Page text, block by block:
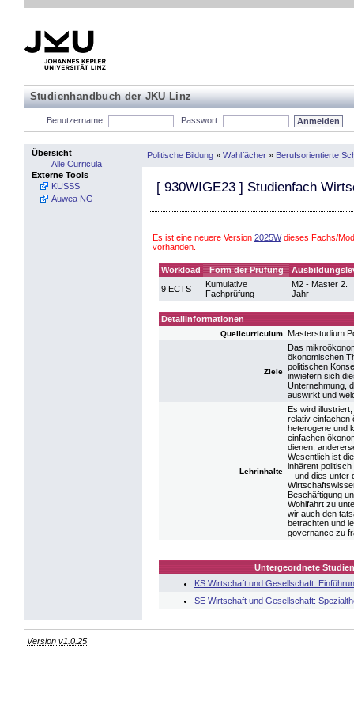
Studienhandbuch der JKU Linz
Benutzername Passwort
Übersicht
Alle Curricula
Externe Tools
KUSSS
Auwea NG
Politische Bildung » Wahlfächer » Berufsorientierte
[ 930WIGE23 ] Studienfach
Es ist eine neuere Version 2025Wdieses Fachs/
vorhanden.
Workload Form der Prüfung
9 ECTS
Kumulative
Fachprüfung
M2 - Master 2.
Jahr
Detailinformationen
Quellcurriculum Masterstudium
Ziele
Das
ökonomischen
politischen
inwiefern sich
Unternehmung,
auswirkt und
Lehrinhalte
Es wird
relativ einfachen
heterogene und
einfachen
dienen,
Wesentlich ist
inhärent
– und dies unter
Beschäftigung
Wohlfahrt zu
wir auch den
betrachten und
governance zu
Untergeordnete
KS Wirtschaft und Gesellschaft:
SE Wirtschaft und Gesellschaft:
Version v1.0.25